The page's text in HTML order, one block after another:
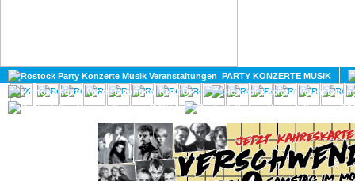
PARTY KONZERTE MUSIK
KULTUR
GAY